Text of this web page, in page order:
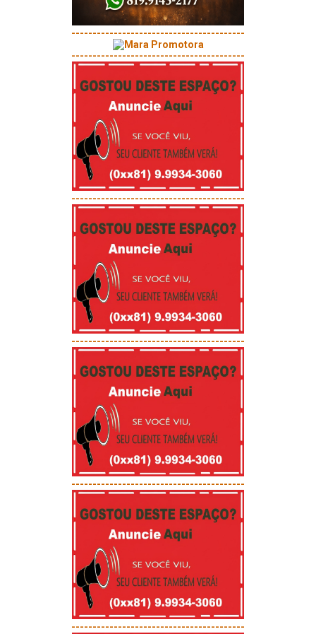
-----------------------------------------
-----------------------------------------
-----------------------------------------
-----------------------------------------
-----------------------------------------
-----------------------------------------